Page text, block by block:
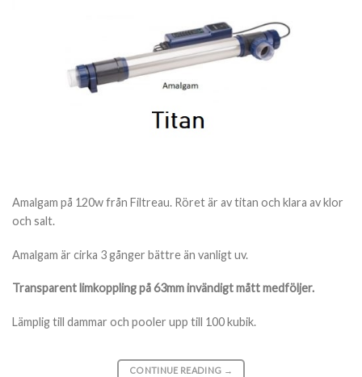
Amalgam på 120w från Filtreau. Röret är av titan och klara av klor
och salt.
Amalgam är cirka 3 gånger bättre än vanligt uv.
Transparent limkoppling på 63mm invändigt mått medföljer.
Lämplig till dammar och pooler upp till 100 kubik.
CONTINUE READING →